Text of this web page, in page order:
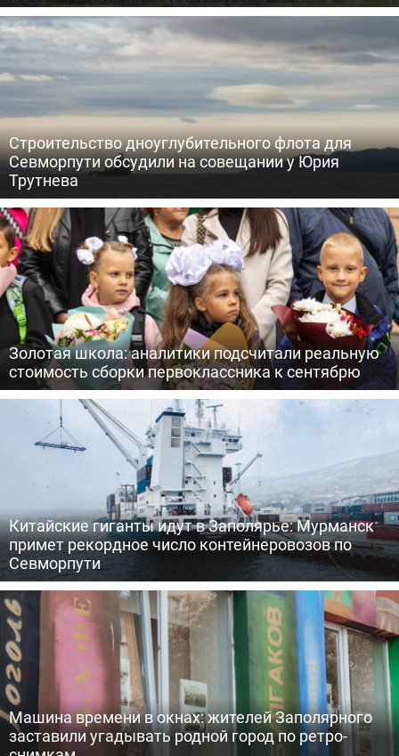
Строительство дноуглубительного флота для
Севморпути обсудили на совещании у Юрия
Трутнева
Золотая школа: аналитики подсчитали реальную
стоимость сборки первоклассника к сентябрю
Китайские гиганты идут в Заполярье: Мурманск
примет рекордное число контейнеровозов по
Севморпути
Машина времени в окнах: жителей Заполярного
заставили угадывать родной город по ретро-